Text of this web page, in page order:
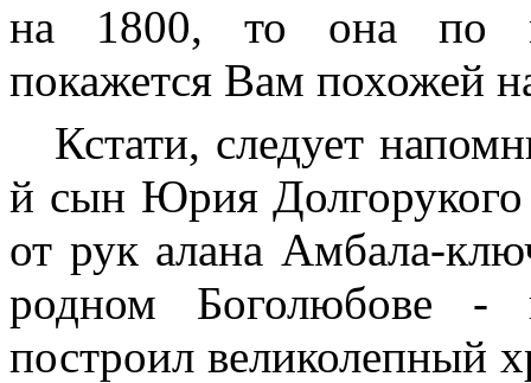
на 1800, то она по
покажется Вам похожей
Кстати, следует
й сын Юрия
от рук алана Амбала-
родном Боголюбове -
построил великолепный